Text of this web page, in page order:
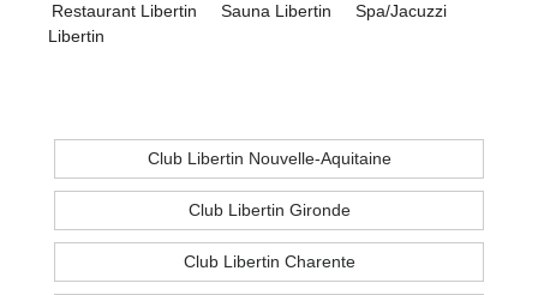
Restaurant Libertin
Sauna Libertin
Spa/Jacuzzi
Libertin
Club Libertin Nouvelle-Aquitaine
Club Libertin Gironde
Club Libertin Charente